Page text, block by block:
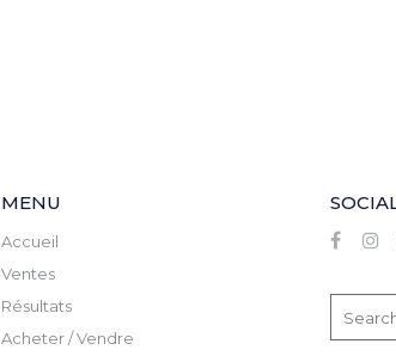
MENU
Accueil
Ventes
Résultats
Acheter / Vendre